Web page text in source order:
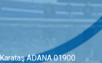
ADANA 01900